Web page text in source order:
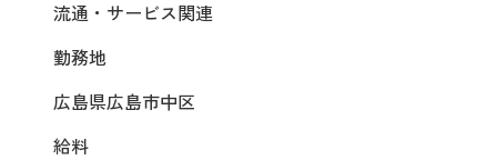
流通・サービス関連
勤務地
広島県広島市中区
給料